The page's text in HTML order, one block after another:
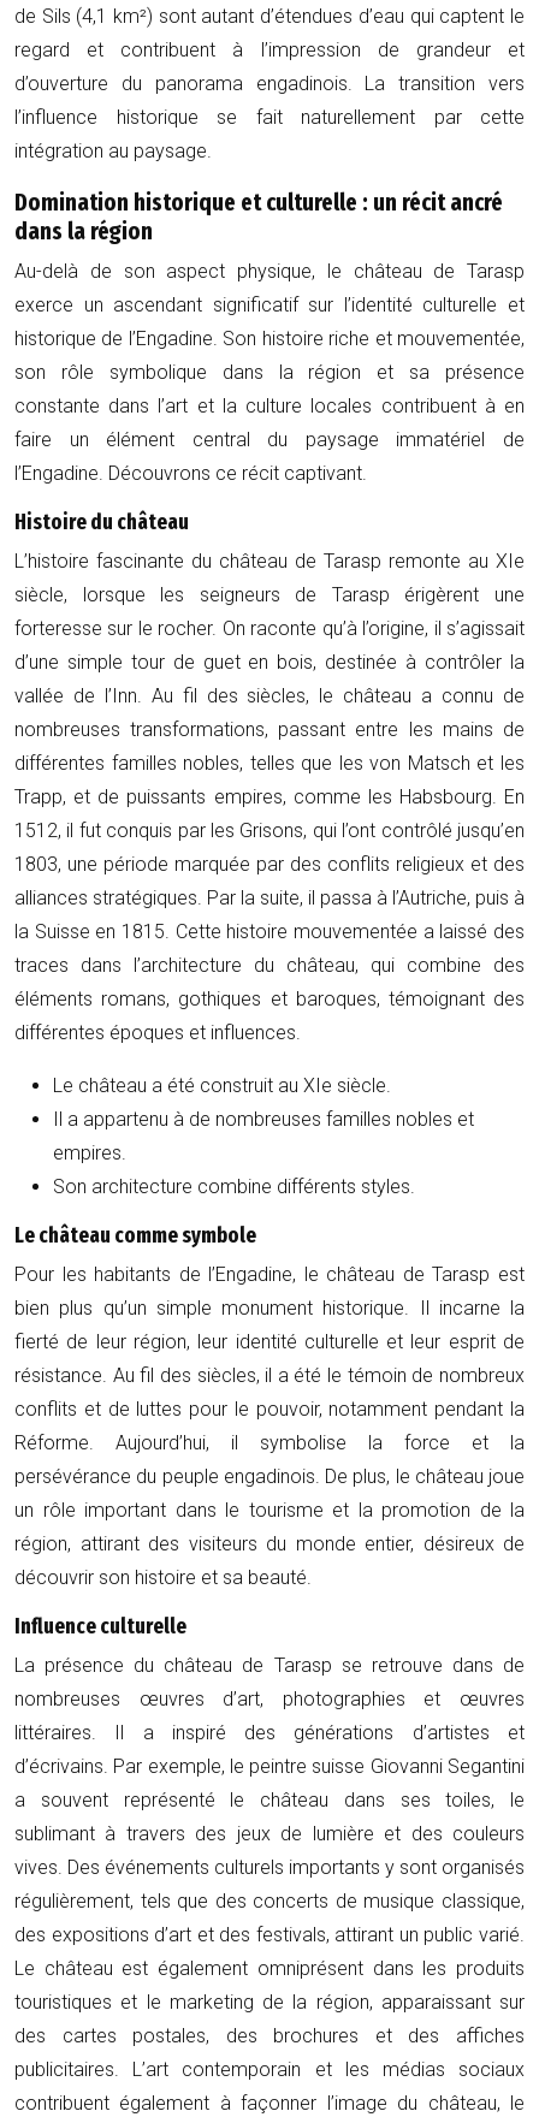
de Sils (4,1 km²) sont autant d’étendues d’eau qui captent le
regard et contribuent à l’impression de grandeur et
d’ouverture du panorama engadinois. La transition vers
l’influence historique se fait naturellement par cette
intégration au paysage.
Domination historique et culturelle : un récit ancré
dans la région
Au-delà de son aspect physique, le château de Tarasp
exerce un ascendant significatif sur l’identité culturelle et
historique de l’Engadine. Son histoire riche et mouvementée,
son rôle symbolique dans la région et sa présence
constante dans l’art et la culture locales contribuent à en
faire un élément central du paysage immatériel de
l’Engadine. Découvrons ce récit captivant.
Histoire du château
L’histoire fascinante du château de Tarasp remonte au XIe
siècle, lorsque les seigneurs de Tarasp érigèrent une
forteresse sur le rocher. On raconte qu’à l’origine, il s’agissait
d’une simple tour de guet en bois, destinée à contrôler la
vallée de l’Inn. Au fil des siècles, le château a connu de
nombreuses transformations, passant entre les mains de
différentes familles nobles, telles que les von Matsch et les
Trapp, et de puissants empires, comme les Habsbourg. En
1512, il fut conquis par les Grisons, qui l’ont contrôlé jusqu’en
1803, une période marquée par des conflits religieux et des
alliances stratégiques. Par la suite, il passa à l’Autriche, puis à
la Suisse en 1815. Cette histoire mouvementée a laissé des
traces dans l’architecture du château, qui combine des
éléments romans, gothiques et baroques, témoignant des
différentes époques et influences.
Le château a été construit au XIe siècle.
Il a appartenu à de nombreuses familles nobles et
empires.
Son architecture combine différents styles.
Le château comme symbole
Pour les habitants de l’Engadine, le château de Tarasp est
bien plus qu’un simple monument historique. Il incarne la
fierté de leur région, leur identité culturelle et leur esprit de
résistance. Au fil des siècles, il a été le témoin de nombreux
conflits et de luttes pour le pouvoir, notamment pendant la
Réforme. Aujourd’hui, il symbolise la force et la
persévérance du peuple engadinois. De plus, le château joue
un rôle important dans le tourisme et la promotion de la
région, attirant des visiteurs du monde entier, désireux de
découvrir son histoire et sa beauté.
Influence culturelle
La présence du château de Tarasp se retrouve dans de
nombreuses œuvres d’art, photographies et œuvres
littéraires. Il a inspiré des générations d’artistes et
d’écrivains. Par exemple, le peintre suisse Giovanni Segantini
a souvent représenté le château dans ses toiles, le
sublimant à travers des jeux de lumière et des couleurs
vives. Des événements culturels importants y sont organisés
régulièrement, tels que des concerts de musique classique,
des expositions d’art et des festivals, attirant un public varié.
Le château est également omniprésent dans les produits
touristiques et le marketing de la région, apparaissant sur
des cartes postales, des brochures et des affiches
publicitaires. L’art contemporain et les médias sociaux
contribuent également à façonner l’image du château, le